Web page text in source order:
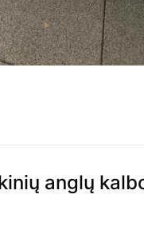
anglų